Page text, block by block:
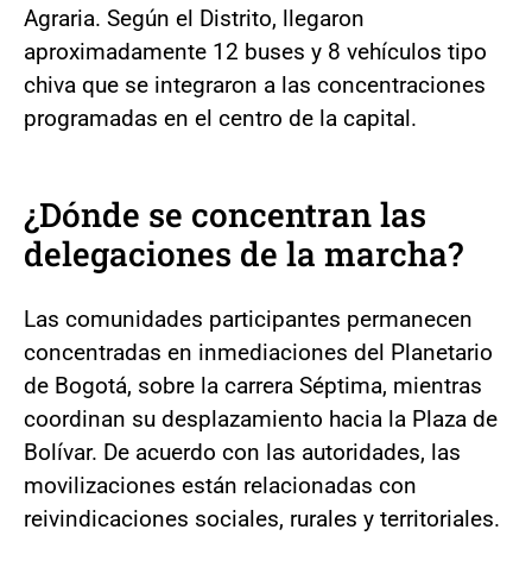
Agraria. Según el Distrito, llegaron
aproximadamente 12 buses y 8 vehículos tipo
chiva que se integraron a las concentraciones
programadas en el centro de la capital.
¿Dónde se concentran las
delegaciones de la marcha?
Las comunidades participantes permanecen
concentradas en inmediaciones del Planetario
de Bogotá, sobre la carrera Séptima, mientras
coordinan su desplazamiento hacia la Plaza de
Bolívar. De acuerdo con las autoridades, las
movilizaciones están relacionadas con
reivindicaciones sociales, rurales y territoriales.